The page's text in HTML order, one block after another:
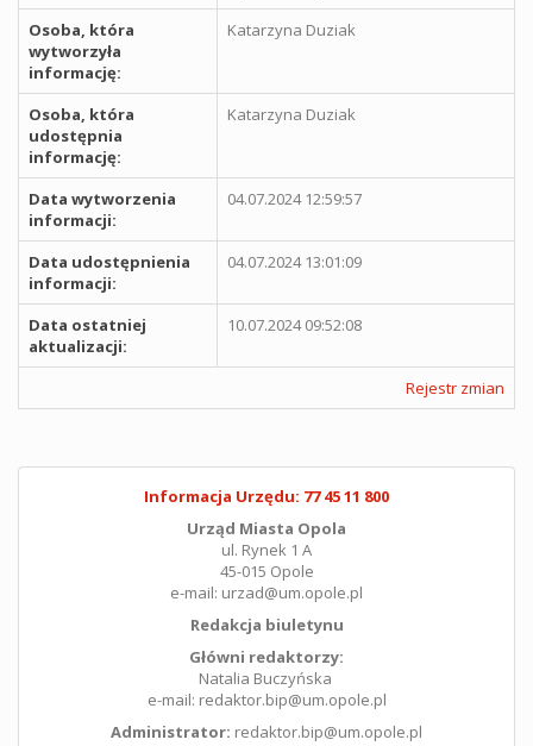
Osoba, która
wytworzyła
informację:
Katarzyna Duziak
Osoba, która
udostępnia
informację:
Katarzyna Duziak
Data wytworzenia
informacji:
04.07.2024 12:59:57
Data udostępnienia
informacji:
04.07.2024 13:01:09
Data ostatniej
aktualizacji:
10.07.2024 09:52:08
Rejestr zmian
Informacja Urzędu: 77 45 11 800
Urząd Miasta Opola
ul. Rynek 1 A
45-015 Opole
e-mail: urzad@um.opole.pl
Redakcja biuletynu
Główni redaktorzy:
Natalia Buczyńska
e-mail: redaktor.bip@um.opole.pl
Administrator: redaktor.bip@um.opole.pl